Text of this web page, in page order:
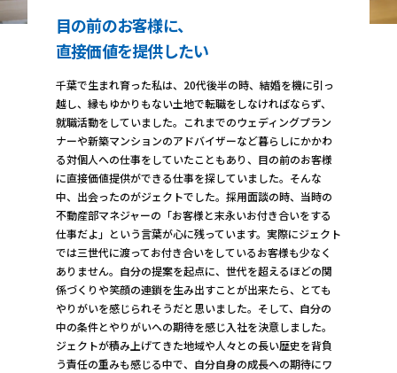
目の前のお客様に、
直接価値を提供したい
千葉で生まれ育った私は、20代後半の時、結婚を機に引っ
越し、縁もゆかりもない土地で転職をしなければならず、
就職活動をしていました。これまでのウェディングプラン
ナーや新築マンションのアドバイザーなど暮らしにかかわ
る対個人への仕事をしていたこともあり、目の前のお客様
に直接価値提供ができる仕事を探していました。そんな
中、出会ったのがジェクトでした。採用面談の時、当時の
不動産部マネジャーの「お客様と末永いお付き合いをする
仕事だよ」という言葉が心に残っています。実際にジェクト
では三世代に渡ってお付き合いをしているお客様も少なく
ありません。自分の提案を起点に、世代を超えるほどの関
係づくりや笑顔の連鎖を生み出すことが出来たら、とても
やりがいを感じられそうだと思いました。そして、自分の
中の条件とやりがいへの期待を感じ入社を決意しました。
ジェクトが積み上げてきた地域や人々との長い歴史を背負
う責任の重みも感じる中で、自分自身の成長への期待にワ